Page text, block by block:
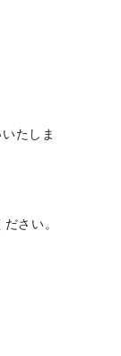
たしま
さい。